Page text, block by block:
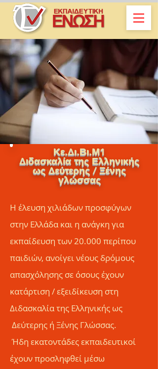
Κε.Δι.Βι.Μ1
Διδασκαλία της Ελληνικής
ως Δεύτερης / Ξένης
γλώσσας
Η έλευση χιλιάδων προσφύγων
στην Ελλάδα και η ανάγκη για
εκπαίδευση των 20.000 περίπου
παιδιών, ανοίγει νέους δρόμους
απασχόλησης σε όσους έχουν
κατάρτιση / εξειδίκευση στη
Διδασκαλία της Ελληνικής ως
Δεύτερης ή Ξένης Γλώσσας.
Ήδη εκατοντάδες εκπαιδευτικοί
έχουν προσληφθεί μέσω